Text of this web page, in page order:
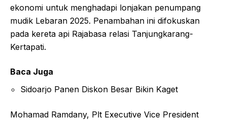
ekonomi untuk menghadapi lonjakan penumpang
mudik Lebaran 2025. Penambahan ini difokuskan
pada kereta api Rajabasa relasi Tanjungkarang-
Kertapati.
Baca Juga
Sidoarjo Panen Diskon Besar Bikin Kaget
Mohamad Ramdany, Plt Executive Vice President